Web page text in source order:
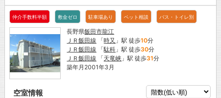
仲介手数料半額 敷金ゼロ 駐車場あり ペット相談 バス・トイレ別
長野県飯田市龍江
ＪＲ飯田線 「時又 」駅 徒歩10分
ＪＲ飯田線 「駄科 」駅 徒歩30分
ＪＲ飯田線 「天竜峡 」駅 徒歩31分
築年月2001年3月
空室情報